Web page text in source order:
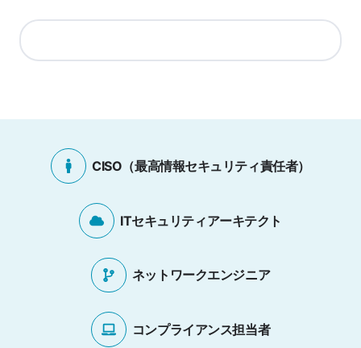
CISO（最高情報セキュリティ責任者）
ITセキュリティアーキテクト
ネットワークエンジニア
コンプライアンス担当者